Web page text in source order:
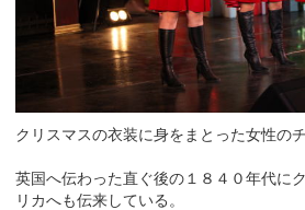
クリスマスの衣装に身をまとった女性のチ
英国へ伝わった直ぐ後の１８４０年代に
リカへも伝来している。